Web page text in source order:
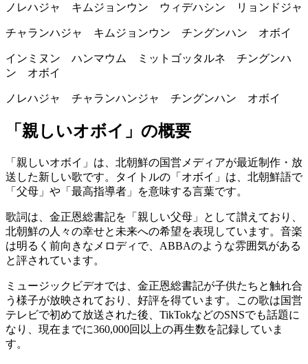
ノレハジャ キムジョンウン ウィデハシン リョンドジャ
チャランハジャ キムジョンウン チングンハン オボイ
インミヌン ハンマウム ミットゴッタルネ チングンハ
ン オボイ
ノレハジャ チャランハンジャ チングンハン オボイ
「親しいオボイ」の概要
「親しいオボイ」は、北朝鮮の国営メディアが最近制作・放
送した新しい歌です。タイトルの「オボイ」は、北朝鮮語で
「父母」や「最高指導者」を意味する言葉です。
歌詞は、金正恩総書記を「親しい父母」として讃えており、
北朝鮮の人々の幸せと未来への希望を表現しています。音楽
は明るく前向きなメロディで、ABBAのような雰囲気がある
と評されています。
ミュージックビデオでは、金正恩総書記が子供たちと触れ合
う様子が放映されており、好評を得ています。この歌は国営
テレビで初めて放送された後、TikTokなどのSNSでも話題に
なり、現在までに360,000回以上の再生数を記録していま
す。